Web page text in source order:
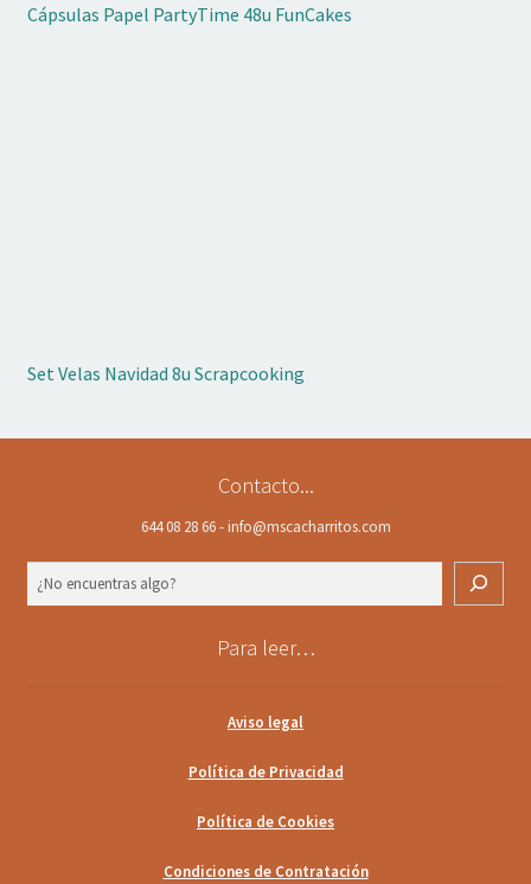
Cápsulas Papel PartyTime 48u FunCakes
Set Velas Navidad 8u Scrapcooking
Contacto...
644 08 28 66 - info@mscacharritos.com
Para leer…
Aviso legal
Política de Privacidad
Política de Cookies
Condiciones de Contratación